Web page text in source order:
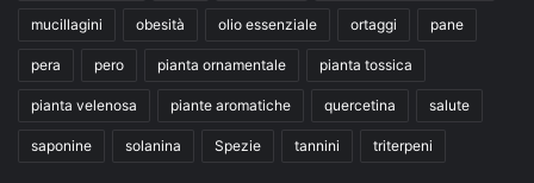
mucillagini obesità olio essenziale ortaggi pane
pera pero pianta ornamentale pianta tossica
pianta velenosa piante aromatiche quercetina salute
saponine solanina Spezie tannini triterpeni